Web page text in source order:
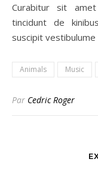
Curabitur sit
tincidunt de
suscipit vestibulume
Animals Music
Par Cedric Roger